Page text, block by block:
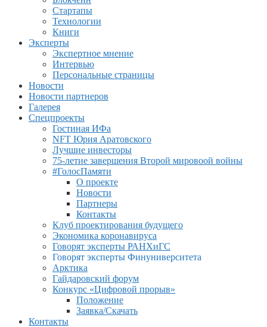
Стартапы
Технологии
Книги
Эксперты
Экспертное мнение
Интервью
Персональные страницы
Новости
Новости партнеров
Галерея
Спецпроекты
Гостиная ИФа
NFT Юрия Аратовского
Лучшие инвесторы
75-летие завершения Второй мировоой войны
#ГолосПамяти
О проекте
Новости
Партнеры
Контакты
Клуб проектирования будущего
Экономика коронавируса
Говорят эксперты РАНХиГС
Говорят эксперты Финуниверситета
Арктика
Гайдаровский форум
Конкурс «Цифровой прорыв»
Положение
Заявка/Скачать
Контакты